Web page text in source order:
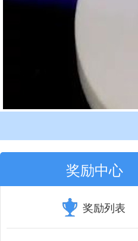
奖励中心
奖励列表